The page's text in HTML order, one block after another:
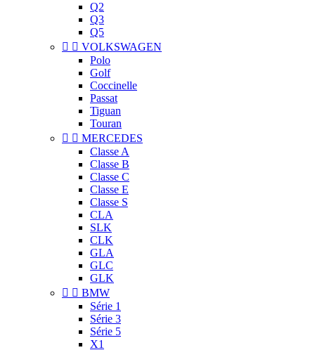
Q2
Q3
Q5
  VOLKSWAGEN
Polo
Golf
Coccinelle
Passat
Tiguan
Touran
  MERCEDES
Classe A
Classe B
Classe C
Classe E
Classe S
CLA
SLK
CLK
GLA
GLC
GLK
  BMW
Série 1
Série 3
Série 5
X1